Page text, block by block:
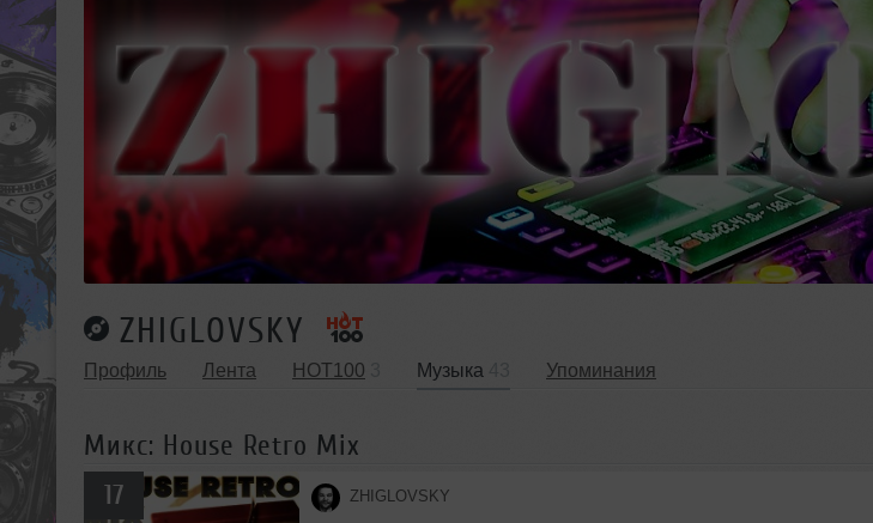
ZHIGLOVSKY
Профиль Лента HOT100 Музыка Упоминания
Микс: House Retro Mix
17 ZHIGLOVSKY